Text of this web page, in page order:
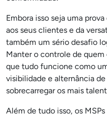
Embora isso seja uma
aos seus clientes e da
também um sério desafio
Manter o controle de
que tudo funcione como
visibilidade e alternância
sobrecarregar os mais
Além de tudo isso, os